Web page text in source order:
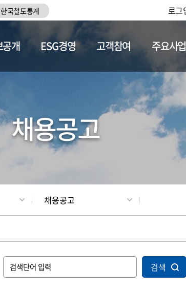
한국철도통계 로그
채용정보
공개 ESG경영 고객참여 주요사업
채용공고
채용공고
검색